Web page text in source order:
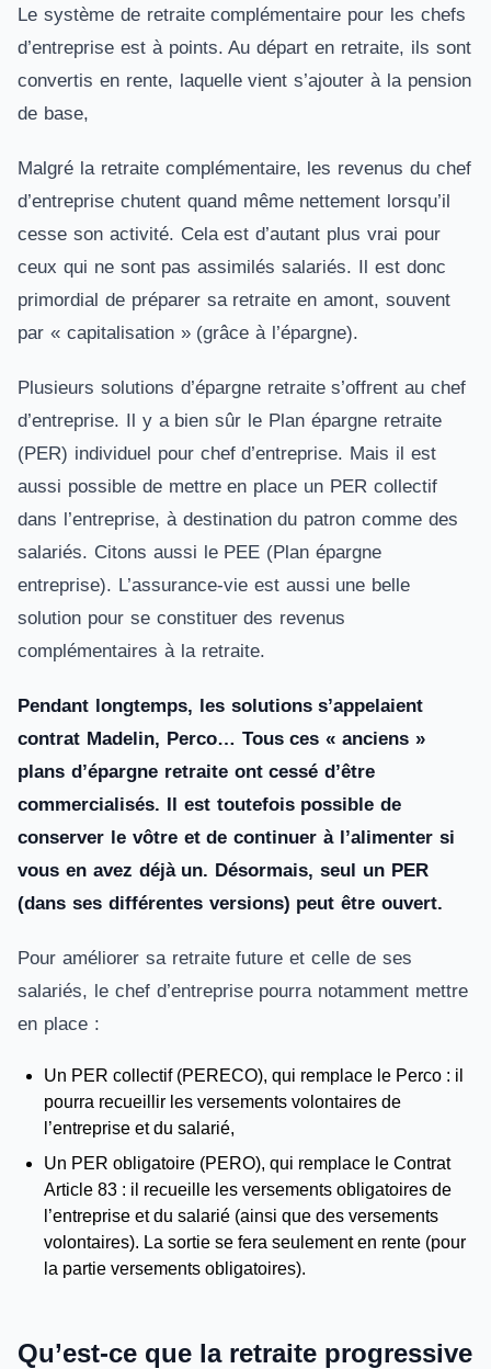
Le système de retraite complémentaire pour les chefs
d’entreprise est à points. Au départ en retraite, ils sont
convertis en rente, laquelle vient s’ajouter à la pension
de base,
Malgré la retraite complémentaire, les revenus du chef
d’entreprise chutent quand même nettement lorsqu’il
cesse son activité. Cela est d’autant plus vrai pour
ceux qui ne sont pas assimilés salariés. Il est donc
primordial de préparer sa retraite en amont, souvent
par « capitalisation » (grâce à l’épargne).
Plusieurs solutions d’épargne retraite s’offrent au chef
d’entreprise. Il y a bien sûr le Plan épargne retraite
(PER) individuel pour chef d’entreprise. Mais il est
aussi possible de mettre en place un PER collectif
dans l’entreprise, à destination du patron comme des
salariés. Citons aussi le PEE (Plan épargne
entreprise). L’assurance-vie est aussi une belle
solution pour se constituer des revenus
complémentaires à la retraite.
Pendant longtemps, les solutions s’appelaient
contrat Madelin, Perco… Tous ces « anciens »
plans d’épargne retraite ont cessé d’être
commercialisés. Il est toutefois possible de
conserver le vôtre et de continuer à l’alimenter si
vous en avez déjà un. Désormais, seul un PER
(dans ses différentes versions) peut être ouvert.
Pour améliorer sa retraite future et celle de ses
salariés, le chef d’entreprise pourra notamment mettre
en place :
Un PER collectif (PERECO), qui remplace le Perco : il
pourra recueillir les versements volontaires de
l’entreprise et du salarié,
Un PER obligatoire (PERO), qui remplace le Contrat
Article 83 : il recueille les versements obligatoires de
l’entreprise et du salarié (ainsi que des versements
volontaires). La sortie se fera seulement en rente (pour
la partie versements obligatoires).
Qu’est-ce que la retraite progressive